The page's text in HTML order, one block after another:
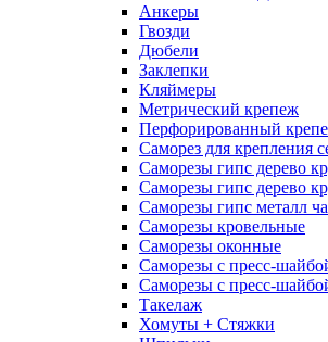
Анкеры
Гвозди
Дюбели
Заклепки
Кляймеры
Метрический крепеж
Перфорированный
Саморез для крепления
Саморезы гипс дерево
Саморезы гипс дерево
Саморезы гипс металл
Саморезы кровельные
Саморезы оконные
Саморезы с пресс-
Саморезы с пресс-
Такелаж
Хомуты + Стяжки